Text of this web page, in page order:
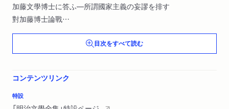
加藤文學博士に答ふ―所謂國家主義の妄謬を排す
對加藤博士論戰
加藤文學博士の駁論を駁す
柏井園篇（人事の壯觀
基督教の正義
明治の基督教文學）
目次をすべて読む
コンテンツリンク
特設